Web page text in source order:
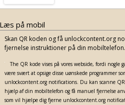
Læs på mobil
Skan QR koden og få unlockcontent.org
fjernelse instruktioner på din mobiltelefon.
The QR kode vises på vores webside, fordi nogle
være svært at opsige disse uønskede programmer
unlockcontent.org notifications. Du kan scanne
hjælp af din mobiltelefon og få manuel fjernelse
som vil hjælpe dig fjerne unlockcontent.org